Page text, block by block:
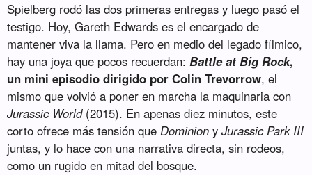
Spielberg rodó las dos primeras entregas y luego pasó el
testigo. Hoy, Gareth Edwards es el encargado de
mantener viva la llama. Pero en medio del legado fílmico,
hay una joya que pocos recuerdan: Battle at Big Rock,
un mini episodio dirigido por Colin Trevorrow, el
mismo que volvió a poner en marcha la maquinaria con
Jurassic World(2015). En apenas diez minutos, este
corto ofrece más tensión queDominion yJurassic Park III
juntas, y lo hace con una narrativa directa, sin rodeos,
como un rugido en mitad del bosque.